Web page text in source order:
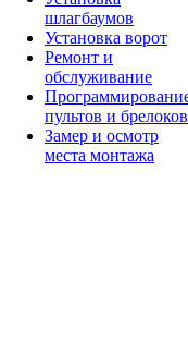
шлагбаумов
Установка ворот
Ремонт и
обслуживание
пультов и брелоков
Замер и осмотр
места монтажа